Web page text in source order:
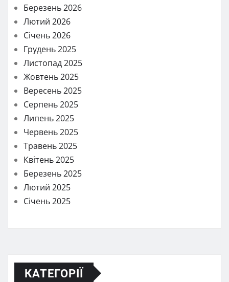
Березень 2026
Лютий 2026
Січень 2026
Грудень 2025
Листопад 2025
Жовтень 2025
Вересень 2025
Серпень 2025
Липень 2025
Червень 2025
Травень 2025
Квітень 2025
Березень 2025
Лютий 2025
Січень 2025
КАТЕГОРІЇ